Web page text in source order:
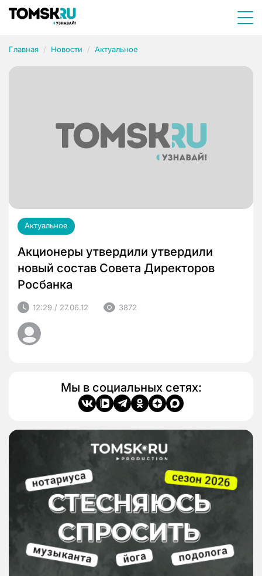
Главная Новости Актуальное
Актуальное
Акционеры утвердили утвердили
новый состав Совета Директоров
Росбанка
12:29 / 27.06.12 3872
Мы в социальных сетях: